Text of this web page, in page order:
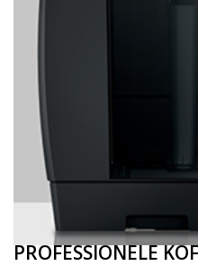
PROFESSIONELE